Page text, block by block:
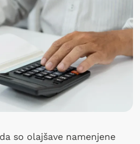
so olajšave namenjene